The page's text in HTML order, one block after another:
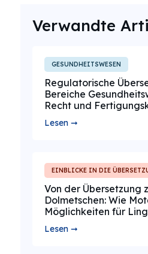
Verwandte
GESUNDHEITSWESEN
Regulatorische
Bereiche
Recht und
Lesen ➞
EINBLICKE IN DIE
Von der Übersetzung
Dolmetschen: Wie
Möglichkeiten für
Lesen ➞